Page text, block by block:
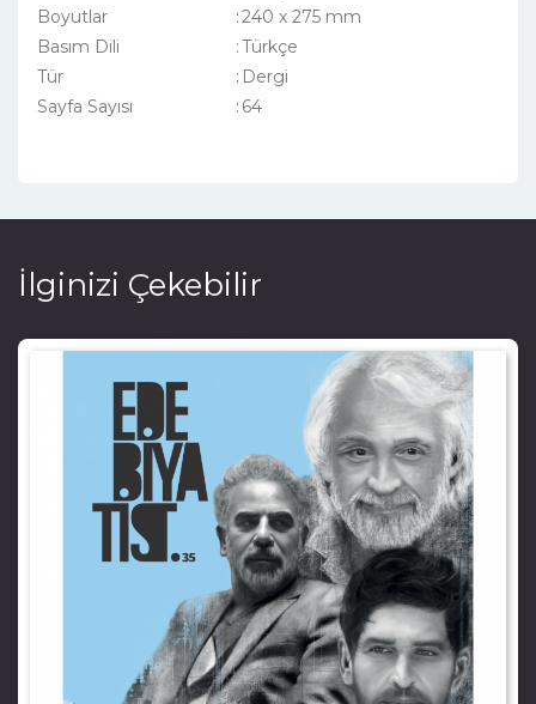
Boyutlar
:240 x 275 mm
Basım Dili
:Türkçe
Tür
: Dergi
Sayfa Sayısı
: 64
İlginizi Çekebilir